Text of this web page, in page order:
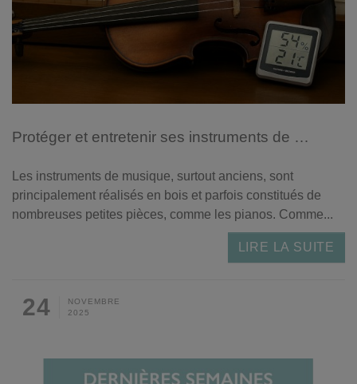
Protéger et entretenir ses instruments de musique en bois
NOVEMBRE
24 2025
Les instruments de musique, surtout anciens, sont
principalement réalisés en bois et parfois constitués de
nombreuses petites pièces, comme les pianos. Comme...
LIRE LA SUITE